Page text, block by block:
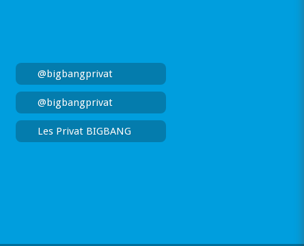
@bigbangprivat
@bigbangprivat
Les Privat BIGBANG